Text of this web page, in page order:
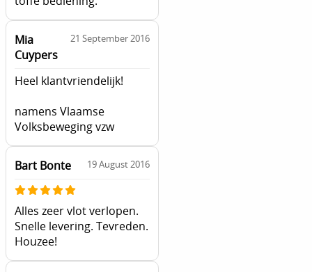
Mia
Cuypers
21 September 2016
Heel klantvriendelijk!
namens Vlaamse
Volksbeweging vzw
Bart Bonte 19 August 2016
Alles zeer vlot verlopen.
Snelle levering. Tevreden.
Houzee!